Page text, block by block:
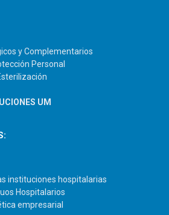
y Complementarios
Personal
UM
instituciones hospitalarias
Hospitalarios
empresarial